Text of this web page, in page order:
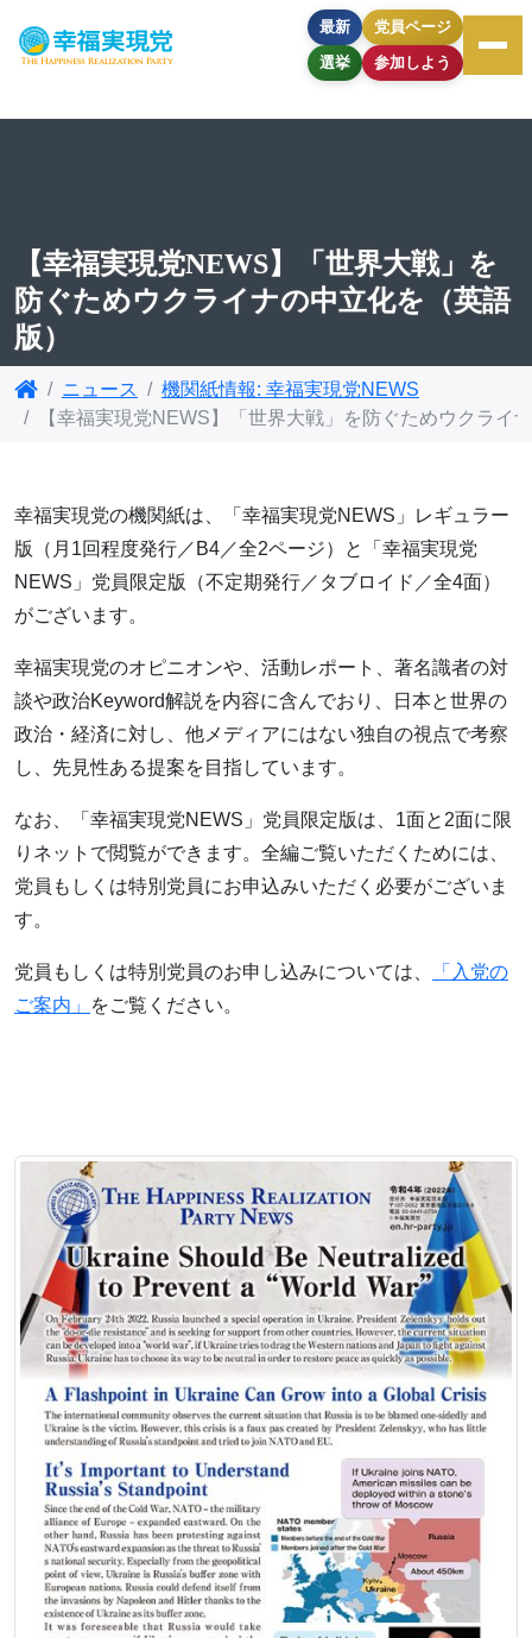
最新
選挙
党員ページ
参加しよう
【幸福実現党NEWS】「世界大戦」を
防ぐためウクライナの中立化を（英語
版）
ニュース
機関紙情報: 幸福実現党NEWS
【幸福実現党NEWS】「世界大戦」を防ぐためウクライ
幸福実現党の機関紙は、「幸福実現党NEWS」レギュラー
版（月1回程度発行／B4／全2ページ）と「幸福実現党
NEWS」党員限定版（不定期発行／タブロイド／全4面）
がございます。
幸福実現党のオピニオンや、活動レポート、著名識者の対
談や政治Keyword解説を内容に含んでおり、日本と世界の
政治・経済に対し、他メディアにはない独自の視点で考察
し、先見性ある提案を目指しています。
なお、「幸福実現党NEWS」党員限定版は、1面と2面に限
りネットで閲覧ができます。全編ご覧いただくためには、
党員もしくは特別党員にお申込みいただく必要がございま
す。
党員もしくは特別党員のお申し込みについては、
「入党の
ご案内」
をご覧ください。